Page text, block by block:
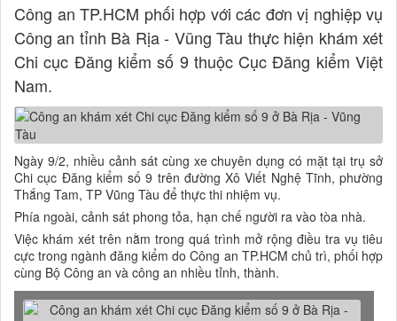
Công an TP.HCM phối hợp với các đơn vị nghiệp vụ
Công an tỉnh Bà Rịa - Vũng Tàu thực hiện khám xét
Chi cục Đăng kiểm số 9 thuộc Cục Đăng kiểm Việt
Nam.
Ngày 9/2, nhiều cảnh sát cùng xe chuyên dụng có mặt tại trụ sở
Chi cục Đăng kiểm số 9 trên đường Xô Viết Nghệ Tĩnh, phường
Thắng Tam, TP Vũng Tàu để thực thi nhiệm vụ.
Phía ngoài, cảnh sát phong tỏa, hạn chế người ra vào tòa nhà.
Việc khám xét trên nằm trong quá trình mở rộng điều tra vụ tiêu
cực trong ngành đăng kiểm do Công an TP.HCM chủ trì, phối hợp
cùng Bộ Công an và công an nhiều tỉnh, thành.